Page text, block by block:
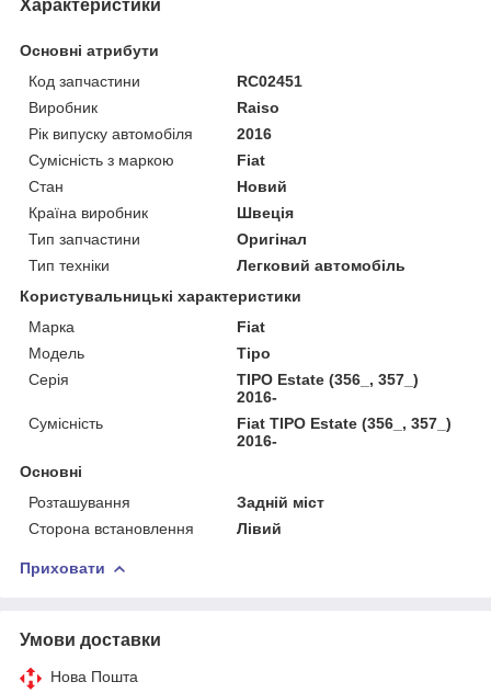
Характеристики
Основні атрибути
Код запчастини
RC02451
Виробник
Raiso
Рік випуску автомобіля
2016
Сумісність з маркою
Fiat
Стан
Новий
Країна виробник
Швеція
Тип запчастини
Оригінал
Тип техніки
Легковий автомобіль
Користувальницькі характеристики
Марка
Fiat
Мoдель
Tipo
Серія
TIPO Estate (356_, 357_)
2016-
Сумісність
Fiat TIPO Estate (356_, 357_)
2016-
Основні
Розташування
Задній міст
Сторона встановлення
Лівий
Приховати
Умови доставки
Нова Пошта